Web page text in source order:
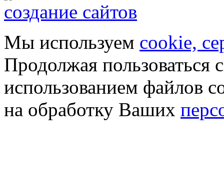
создание сайтов
Мы используем cookie,
Продолжая пользоваться
использованием файлов
на обработку Ваших